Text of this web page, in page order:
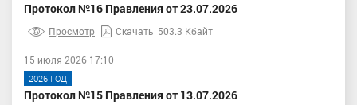
Протокол №16 Правления от 23.07.2026
Просмотр Скачать 503.3 Кбайт
15 июля 2026 17:10
2026 ГОД
Протокол №15 Правления от 13.07.2026